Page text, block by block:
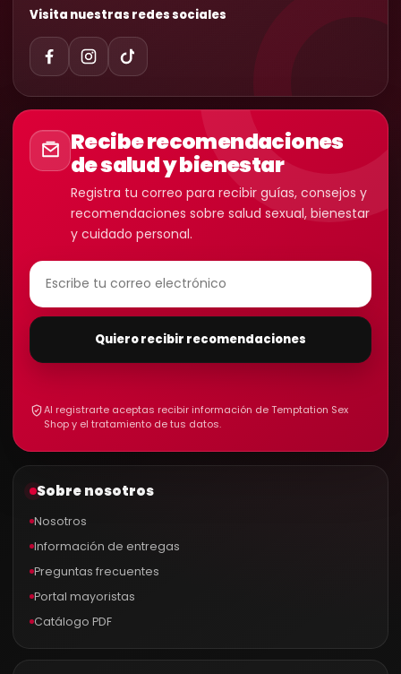
Visita nuestras redes sociales
Recibe recomendaciones
de salud y bienestar
Registra tu correo para recibir guías, consejos y
recomendaciones sobre salud sexual, bienestar
y cuidado personal.
Quiero recibir recomendaciones
Al registrarte aceptas recibir información de Temptation Sex
Shop y el tratamiento de tus datos.
Sobre nosotros
Nosotros
Información de entregas
Preguntas frecuentes
Portal mayoristas
Catálogo PDF